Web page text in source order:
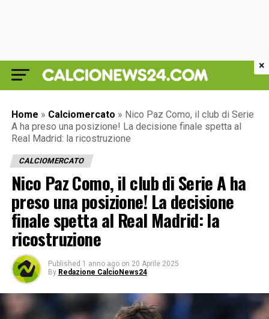
Home » Calciomercato » Nico Paz Como, il club di Serie
A ha preso una posizione! La decisione finale spetta al
Real Madrid: la ricostruzione
CALCIOMERCATO
Nico Paz Como, il club di Serie A ha
preso una posizione! La decisione
finale spetta al Real Madrid: la
ricostruzione
Published 1 anno ago on 20 Aprile 2025
By Redazione CalcioNews24
×